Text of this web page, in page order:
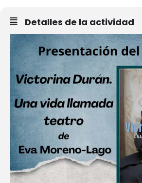
Detalles de la actividad